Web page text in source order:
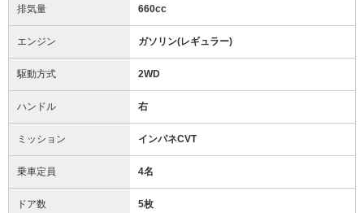
排気量 660cc
エンジン ガソリン(レギュラー)
駆動方式 2WD
ハンドル 右
ミッション インパネCVT
乗車定員 4名
ドア数 5枚